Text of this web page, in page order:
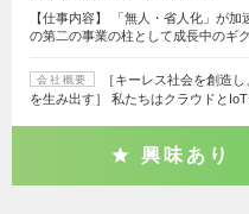
【仕事内容】 「無人・省人化」が
の第二の事業の柱として成長中のギ
会社概要
［キーレス社会を創造
を生み出す］ 私たちはクラウドと
興味あり